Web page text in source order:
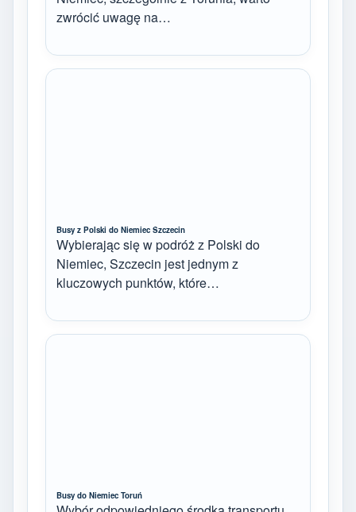
zwrócić uwagę na…
Busy z Polski do Niemiec Szczecin
Wybierając się w podróż z Polski do
Niemiec, Szczecin jest jednym z
kluczowych punktów, które…
Busy do Niemiec Toruń